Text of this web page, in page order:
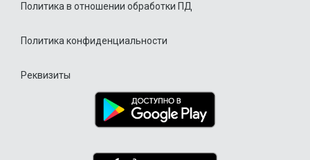
Политика в отношении обработки ПД
Политика конфиденциальности
Реквизиты